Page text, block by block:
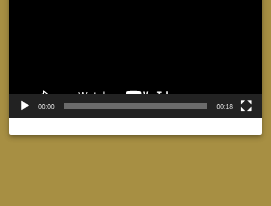
00:00 00:18